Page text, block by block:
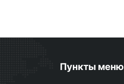
Пункты меню